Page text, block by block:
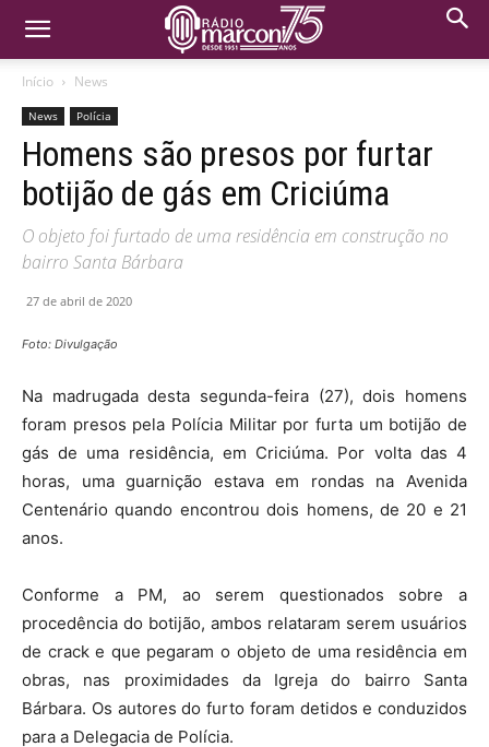
Início News
News Polícia
Homens são presos por furtar
botijão de gás em Criciúma
O objeto foi furtado de uma residência em construção no
bairro Santa Bárbara
27 de abril de 2020
Foto: Divulgação
Na madrugada desta segunda-feira (27), dois homens
foram presos pela Polícia Militar por furta um botijão de
gás de uma residência, em Criciúma. Por volta das 4
horas, uma guarnição estava em rondas na Avenida
Centenário quando encontrou dois homens, de 20 e 21
anos.
Conforme a PM, ao serem questionados sobre a
procedência do botijão, ambos relataram serem usuários
de crack e que pegaram o objeto de uma residência em
obras, nas proximidades da Igreja do bairro Santa
Bárbara. Os autores do furto foram detidos e conduzidos
para a Delegacia de Polícia.